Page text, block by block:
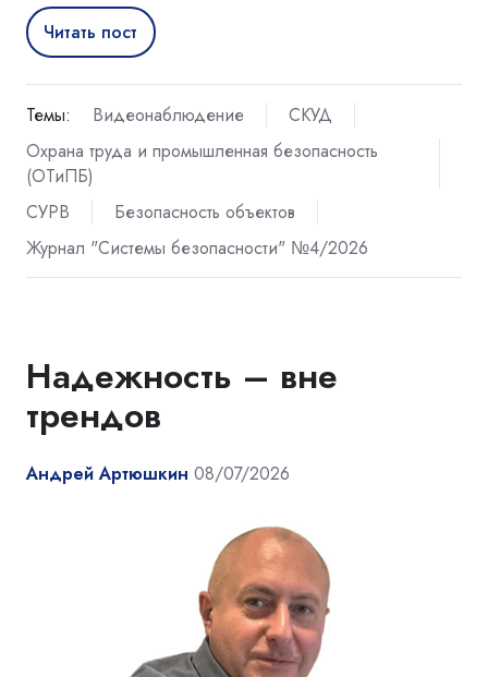
Читать пост
Темы: Видеонаблюдение
СКУД
Охрана труда и промышленная безопасность
(ОТиПБ)
СУРВ
Безопасность объектов
Журнал "Системы безопасности" №4/2026
Надежность – вне
трендов
Андрей Артюшкин 08/07/2026